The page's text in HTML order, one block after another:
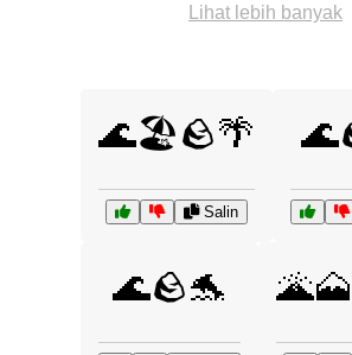
percakapan Anda untuk
lainnya untuk menemukan cara
mengekspresikan
Logo Batu
Lihat lebih banyak
🌊🏖️🪨🌴
Salin
🌊🪨🐬